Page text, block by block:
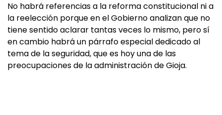
No habrá referencias a la reforma constitucional ni a
la reelección porque en el Gobierno analizan que no
tiene sentido aclarar tantas veces lo mismo, pero sí
en cambio habrá un párrafo especial dedicado al
tema de la seguridad, que es hoy una de las
preocupaciones de la administración de Gioja.